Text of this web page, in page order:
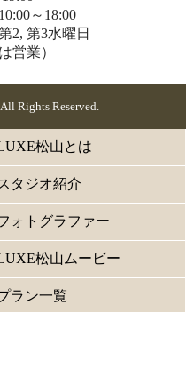
～18:00
2, 第3水曜日
業）
Rights Reserved.
松山とは
タジオ紹介
ォトグラファー
松山ムービー
ラン一覧